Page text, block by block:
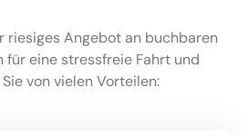
riesiges Angebot an buchbaren
für eine stressfreie Fahrt und
von vielen Vorteilen: